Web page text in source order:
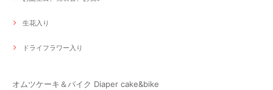
生花入り
ドライフラワー入り
オムツケーキ＆バイク Diaper cake&bike